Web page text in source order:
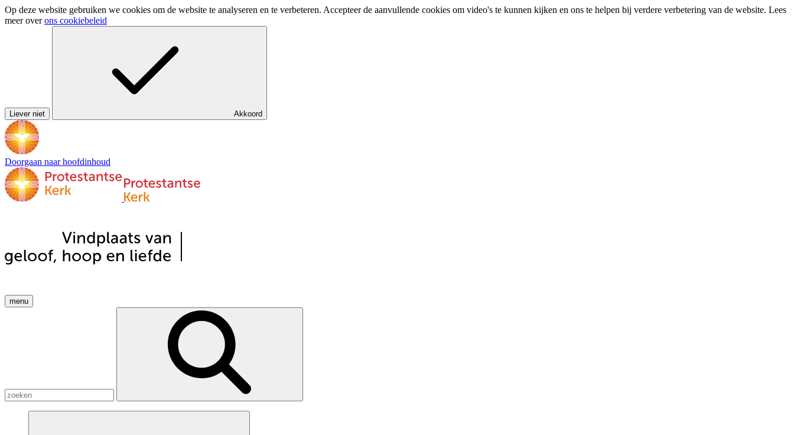
Op deze website gebruiken we cookies om de website te analyseren en te verbeteren. Accepteer de aanvullende cookies om video's te kunnen kijken en ons te helpen bij verdere verbetering van de website. Lees
meer overons cookiebeleid
Liever niet Akkoord
Doorgaan naar hoofdinhoud
menu